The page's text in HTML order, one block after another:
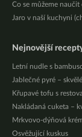
Co se můžeme naučit
Jaro v naší kuchyni
Nejnovější
Letní nudle s
Jablečné pyré –
Křupavé tofu s
Nakládaná cuketa –
Mrkvovo-dýňová
Osvěžující kuskus